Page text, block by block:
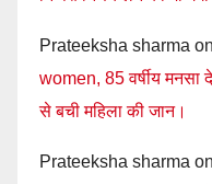
Prateeksha sharma on
women, 85 वर्षीय मनसा
से बची महिला की जान।
Prateeksha sharma on